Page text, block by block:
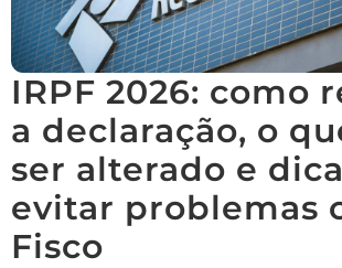
IRPF 2026: como
a declaração, o
ser alterado e
evitar problemas
Fisco